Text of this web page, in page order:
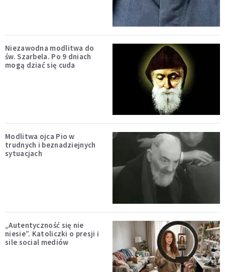
Niezawodna modlitwa do
św. Szarbela. Po 9 dniach
mogą dziać się cuda
Modlitwa ojca Pio w
trudnych i beznadziejnych
sytuacjach
„Autentyczność się nie
niesie”. Katoliczki o presji i
sile social mediów